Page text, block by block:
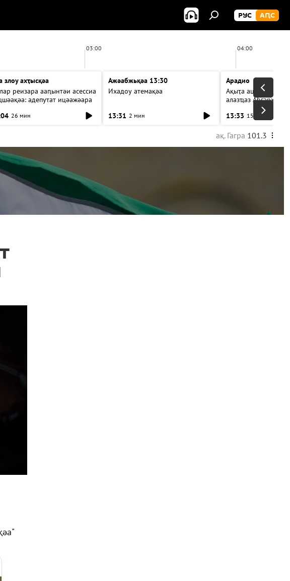
РУС АԤС
03:00 04:00
злоу ахҭысқәа
реизара ааԥынтәи асессиа
адепутат ицәажәара
26 мин
Ажәабжьқәа 13:30
Ихадоу атемақәа
13:31 2 мин
Арадио
Ақыҭа ацхрааразы
алазҵаз Абӷархықә
13:33 15 мин
ақ. Гагра 101.3